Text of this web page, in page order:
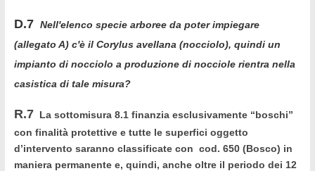
D.7 Nell'elenco specie arboree da poter impiegare
(allegato A) c'è il Corylus avellana (nocciolo), quindi un
impianto di nocciolo a produzione di nocciole rientra nella
casistica di tale misura?
R.7 La sottomisura 8.1 finanzia esclusivamente “boschi”
con finalità protettive e tutte le superfici oggetto
d’intervento saranno classificate con cod. 650 (Bosco) in
maniera permanente e, quindi, anche oltre il periodo dei 12